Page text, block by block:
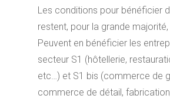
Les conditions pour bénéficier
restent, pour la grande majorité,
Peuvent en bénéficier les
secteur S1 (hôtellerie,
etc…) et S1 bis (commerce de
commerce de détail,